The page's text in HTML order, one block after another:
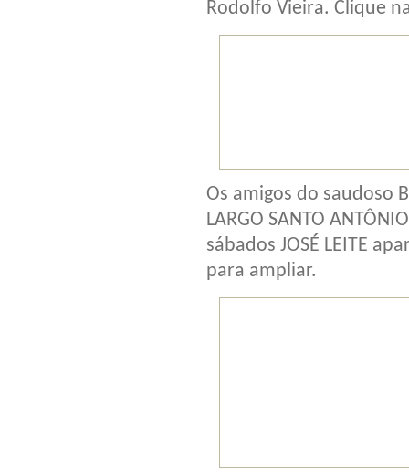
Rodolfo Vieira. Clique
Os amigos do saudoso
LARGO SANTO
sábados JOSÉ LEITE
para ampliar.